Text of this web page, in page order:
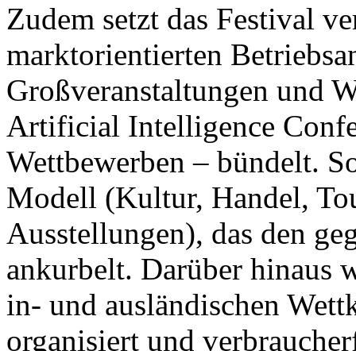
Zudem setzt das Festival
marktorientierten
Großveranstaltungen und
Artificial Intelligence
Wettbewerben – bündelt.
Modell (Kultur, Handel,
Ausstellungen), das den
ankurbelt. Darüber hinaus
in- und ausländischen
organisiert und